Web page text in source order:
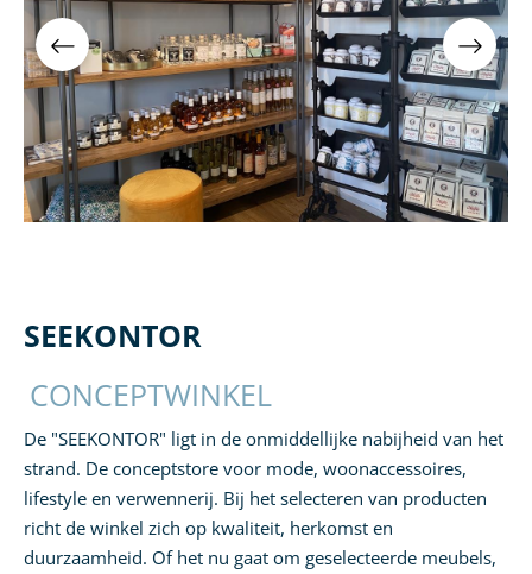
SEEKONTOR
CONCEPTWINKEL
De "SEEKONTOR" ligt in de onmiddellijke nabijheid van het
strand. De conceptstore voor mode, woonaccessoires,
lifestyle en verwennerij. Bij het selecteren van producten
richt de winkel zich op kwaliteit, herkomst en
duurzaamheid. Of het nu gaat om geselecteerde meubels,